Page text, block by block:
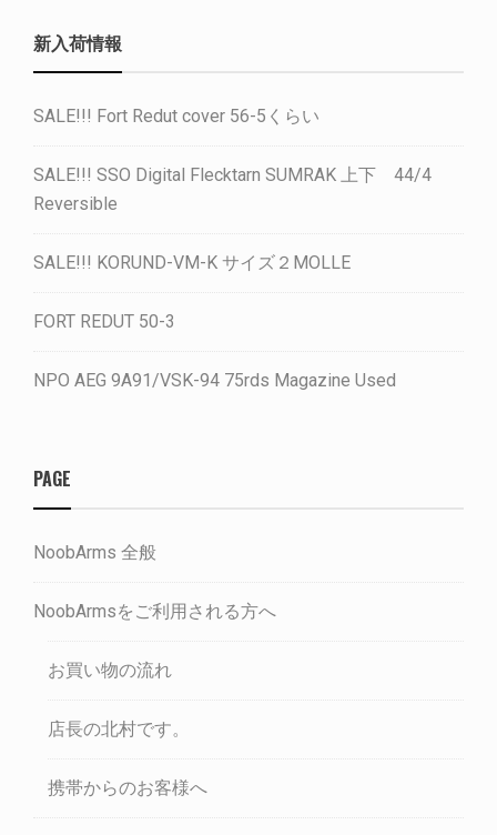
新入荷情報
SALE!!! Fort Redut cover 56-5くらい
SALE!!! SSO Digital Flecktarn SUMRAK 上下 44/4
Reversible
SALE!!! KORUND-VM-K サイズ２MOLLE
FORT REDUT 50-3
NPO AEG 9A91/VSK-94 75rds Magazine Used
PAGE
NoobArms 全般
NoobArmsをご利用される方へ
お買い物の流れ
店長の北村です。
携帯からのお客様へ